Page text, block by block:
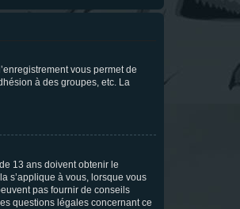
vous permet de
à des groupes, etc. La
13 ans doivent obtenir le
s’applique à vous, lorsque vous
pas fournir de conseils
questions légales concernant ce